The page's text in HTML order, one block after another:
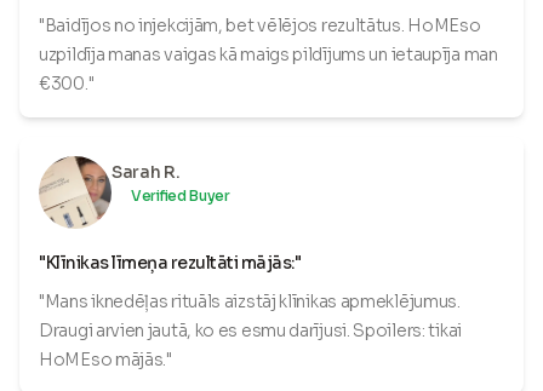
"Baidījos no injekcijām, bet vēlējos rezultātus. HoMEso
uzpildīja manas vaigas kā maigs pildījums un ietaupīja man
€300."
Sarah R.
Verified Buyer
"Klīnikas līmeņa rezultāti mājās:"
"Mans iknedēļas rituāls aizstāj klīnikas apmeklējumus.
Draugi arvien jautā, ko es esmu darījusi. Spoilers: tikai
HoMEso mājās."